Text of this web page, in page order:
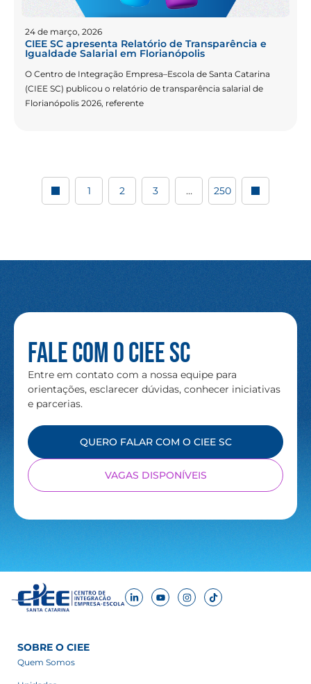
24 de março, 2026
CIEE SC apresenta Relatório de Transparência e
Igualdade Salarial em Florianópolis
O Centro de Integração Empresa–Escola de Santa Catarina
(CIEE SC) publicou o relatório de transparência salarial de
Florianópolis 2026, referente
1 2 3 … 250
Fale com o CIEE SC
Entre em contato com a nossa equipe para
orientações, esclarecer dúvidas, conhecer iniciativas
e parcerias.
QUERO FALAR COM O CIEE SC
VAGAS DISPONÍVEIS
SOBRE O CIEE
Quem Somos